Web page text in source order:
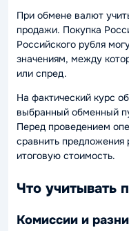
При обмене валют
продажи. Покупка
Российского рубля
значениям, между
или спред.
На фактический курс
выбранный обменный
Перед проведением
сравнить предложения
итоговую стоимость.
Что учитывать
Комиссии и